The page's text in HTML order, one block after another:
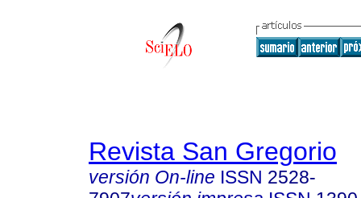
Revista San Gregorio
versión On-line ISSN 2528-